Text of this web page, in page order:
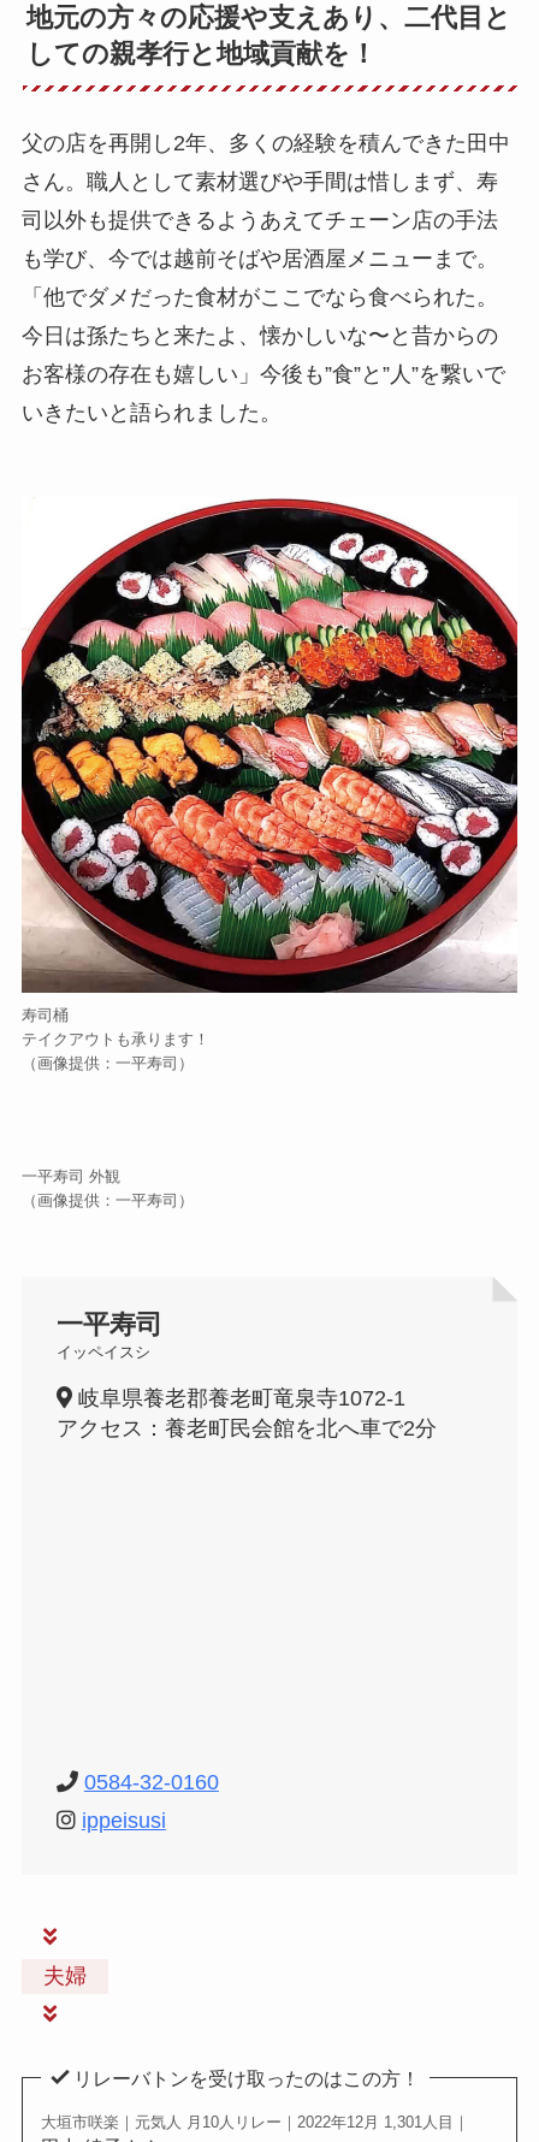
地元の方々の応援や支えあり、二代目と
しての親孝行と地域貢献を！
父の店を再開し2年、多くの経験を積んできた田中
さん。職人として素材選びや手間は惜しまず、寿
司以外も提供できるようあえてチェーン店の手法
も学び、今では越前そばや居酒屋メニューまで。
「他でダメだった食材がここでなら食べられた。
今日は孫たちと来たよ、懐かしいな〜と昔からの
お客様の存在も嬉しい」今後も”食”と”人”を繋いで
いきたいと語られました。
寿司桶
テイクアウトも承ります！
（画像提供：一平寿司）
一平寿司 外観
（画像提供：一平寿司）
一平寿司
イッペイスシ
岐阜県養老郡養老町竜泉寺1072-1
アクセス：養老町民会館を北へ車で2分
0584-32-0160
ippeisusi
夫婦
リレーバトンを受け取ったのはこの方！
大垣市咲楽｜元気人 月10人リレー｜2022年12月 1,301人目｜